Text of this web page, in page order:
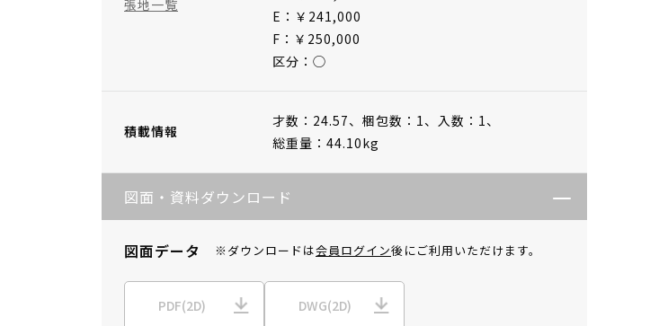
張地一覧
E：￥241,000
F：￥250,000
区分：◯
積載情報
才数：24.57、 梱包数：1、 入数：1、
総重量：44.10kg
図面・資料ダウンロード
図面データ ※ダウンロードは会員ログイン後にご利用いただけます。
PDF(2D) DWG(2D)